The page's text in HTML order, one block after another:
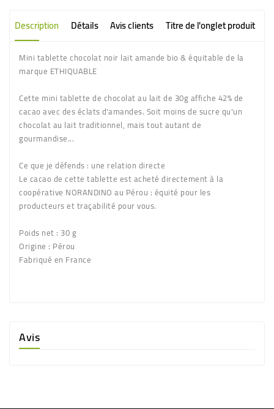
Description Détails Avis clients Titre de l'onglet produit
Mini tablette chocolat noir lait amande bio & équitable de la
marque ETHIQUABLE
Cette mini tablette de chocolat au lait de 30g affiche 42% de
cacao avec des éclats d'amandes. Soit moins de sucre qu'un
chocolat au lait traditionnel, mais tout autant de
gourmandise...
Ce que je défends : une relation directe
Le cacao de cette tablette est acheté directement à la
coopérative NORANDINO au Pérou : équité pour les
producteurs et traçabilité pour vous.
Poids net : 30 g
Origine : Pérou
Fabriqué en France
Avis